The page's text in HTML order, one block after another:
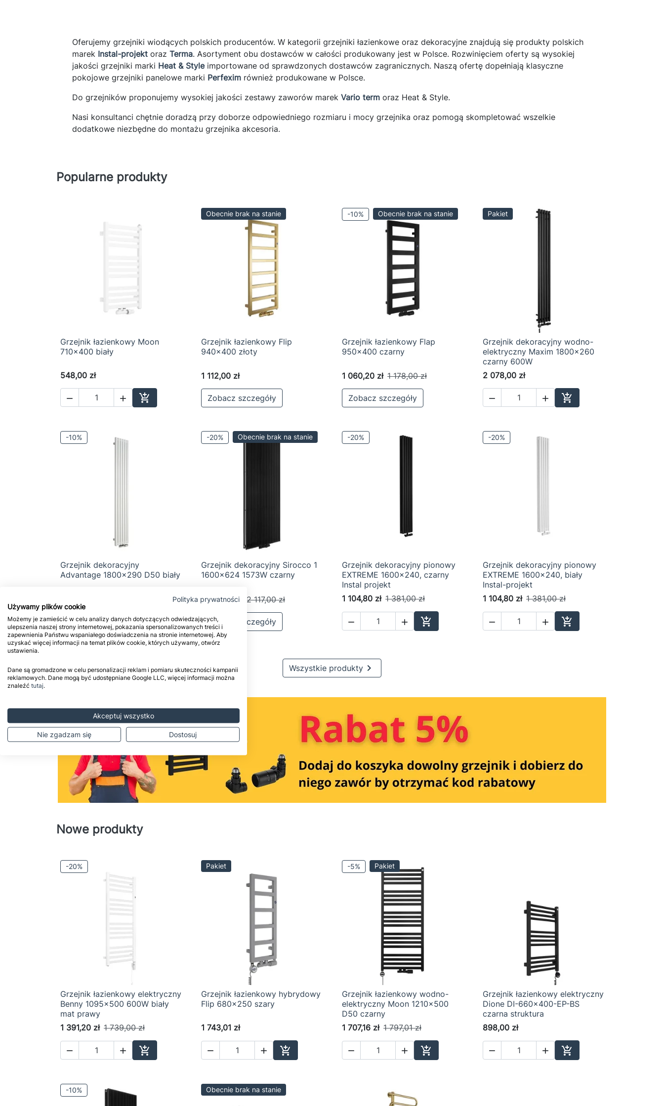
grzejnik panelowy firmy Perfexim, natomiast gładki stalowy ekran powstał w
firmie Instal-projekt z wykorzystaniem najnowocześniejszych laserów
przemysłowych. Grzejniki dostępne w kolorze białym i czarnym z
podłączeniem z prawej lub z lewej strony.
Oferujemy grzejniki wiodących polskich producentów. W kategorii grzejniki łazienkowe oraz dekoracyjne znajdują się produkty polskich
marek Instal-projekt oraz Terma. Asortyment obu dostawców w całości produkowany jest w Polsce. Rozwinięciem oferty są wysokiej
jakości grzejniki marki Heat & Styleimportowane od sprawdzonych dostawców zagranicznych. Naszą ofertę dopełniają klasyczne
pokojowe grzejniki panelowe marki Perfexim również produkowane w Polsce.
Do grzejników proponujemy wysokiej jakości zestawy zaworów marek Vario term oraz Heat & Style.
Nasi konsultanci chętnie doradzą przy doborze odpowiedniego rozmiaru i mocy grzejnika oraz pomogą skompletować wszelkie
dodatkowe niezbędne do montażu grzejnika akcesoria.
Popularne produkty
 Szybki podgląd
Grzejnik łazienkowy Moon
710x400 biały
548,00 zł
  
Dodaj do koszyka
Obecnie brak na stanie
 Szybki podgląd
Grzejnik łazienkowy Flip
940x400 złoty
1 112,00 zł
Zobacz szczegóły
-10% Obecnie brak na stanie
 Szybki podgląd
Grzejnik łazienkowy Flap
950x400 czarny
1 060,20 zł 1 178,00 zł
Zobacz szczegóły
Pakiet
 Szybki podgląd
Grzejnik dekoracyjny wodno-
elektryczny Maxim 1800x260
czarny 600W
2 078,00 zł
  
Dodaj do koszyka
-10%
 Szybki podgląd
Grzejnik dekoracyjny
Advantage 1800x290 D50 biały
  
Dodaj do koszyka
-20% Obecnie brak na stanie
 Szybki podgląd
Grzejnik dekoracyjny Sirocco 1
1600x624 1573W czarny
1 693,60 zł 2 117,00 zł
Zobacz szczegóły
-20%
 Szybki podgląd
Grzejnik dekoracyjny pionowy
EXTREME 1600x240, czarny
Instal projekt
1 104,80 zł 1 381,00 zł
  
Dodaj do koszyka
-20%
 Szybki podgląd
Grzejnik dekoracyjny pionowy
EXTREME 1600x240, biały
Instal-projekt
1 104,80 zł 1 381,00 zł
  
Dodaj do koszyka
Wszystkie produkty 
Nowe produkty
-20%
 Szybki podgląd
Grzejnik łazienkowy elektryczny
Benny 1095x500 600W biały
mat prawy
1 391,20 zł 1 739,00 zł
  
Dodaj do koszyka
Pakiet
 Szybki podgląd
Grzejnik łazienkowy hybrydowy
Flip 680x250 szary
1 743,01 zł
  
Dodaj do koszyka
-5% Pakiet
 Szybki podgląd
Grzejnik łazienkowy wodno-
elektryczny Moon 1210x500
D50 czarny
1 707,16 zł 1 797,01 zł
  
Dodaj do koszyka
 Szybki podgląd
Grzejnik łazienkowy elektryczny
Dione DI-660x400-EP-BS
czarna struktura
898,00 zł
  
Dodaj do koszyka
-10% Obecnie brak na stanie
Polityka prywatności
Używamy plików cookie
Możemy je zamieścić w celu analizy danych dotyczących odwiedzających,
ulepszenia naszej strony internetowej, pokazania spersonalizowanych treści i
zapewnienia Państwu wspaniałego doświadczenia na stronie internetowej. Aby
uzyskać więcej informacji na temat plików cookie, których używamy, otwórz
ustawienia.
Dane są gromadzone w celu personalizacji reklam i pomiaru skuteczności kampanii
reklamowych. Dane mogą być udostępniane Google LLC, więcej informacji można
znaleźć tutaj.
Akceptuj wszystko
Nie zgadzam się Dostosuj